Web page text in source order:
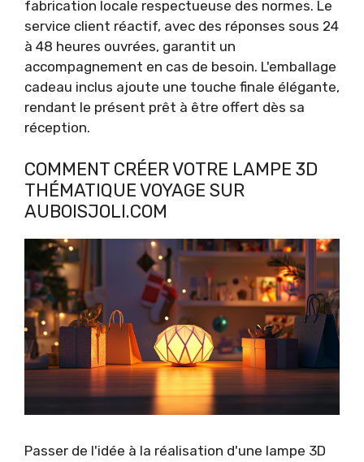
fabrication locale respectueuse des normes. Le
service client réactif, avec des réponses sous 24
à 48 heures ouvrées, garantit un
accompagnement en cas de besoin. L'emballage
cadeau inclus ajoute une touche finale élégante,
rendant le présent prêt à être offert dès sa
réception.
COMMENT CRÉER VOTRE LAMPE 3D
THÉMATIQUE VOYAGE SUR
AUBOISJOLI.COM
Passer de l'idée à la réalisation d'une lampe 3D